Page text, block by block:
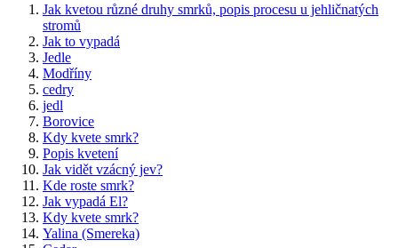
Jak kvetou různé druhy smrků, popis procesu u jehličnatých
stromů
Jak to vypadá
Jedle
Modříny
cedry
jedl
Borovice
Kdy kvete smrk?
Popis kvetení
Jak vidět vzácný jev?
Kde roste smrk?
Jak vypadá El?
Kdy kvete smrk?
Yalina (Smereka)